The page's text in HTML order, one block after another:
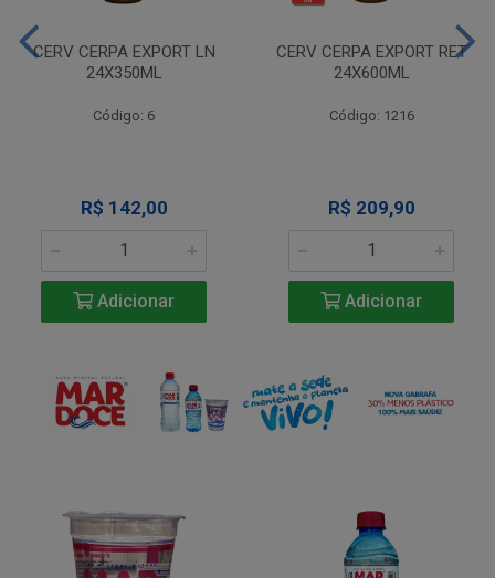
CERV CERPA EXPORT LN
24X350ML
Código: 6
R$ 142,00
Adicionar
CERV CERPA EXPORT RET
24X600ML
Código: 1216
R$ 209,90
Adicionar